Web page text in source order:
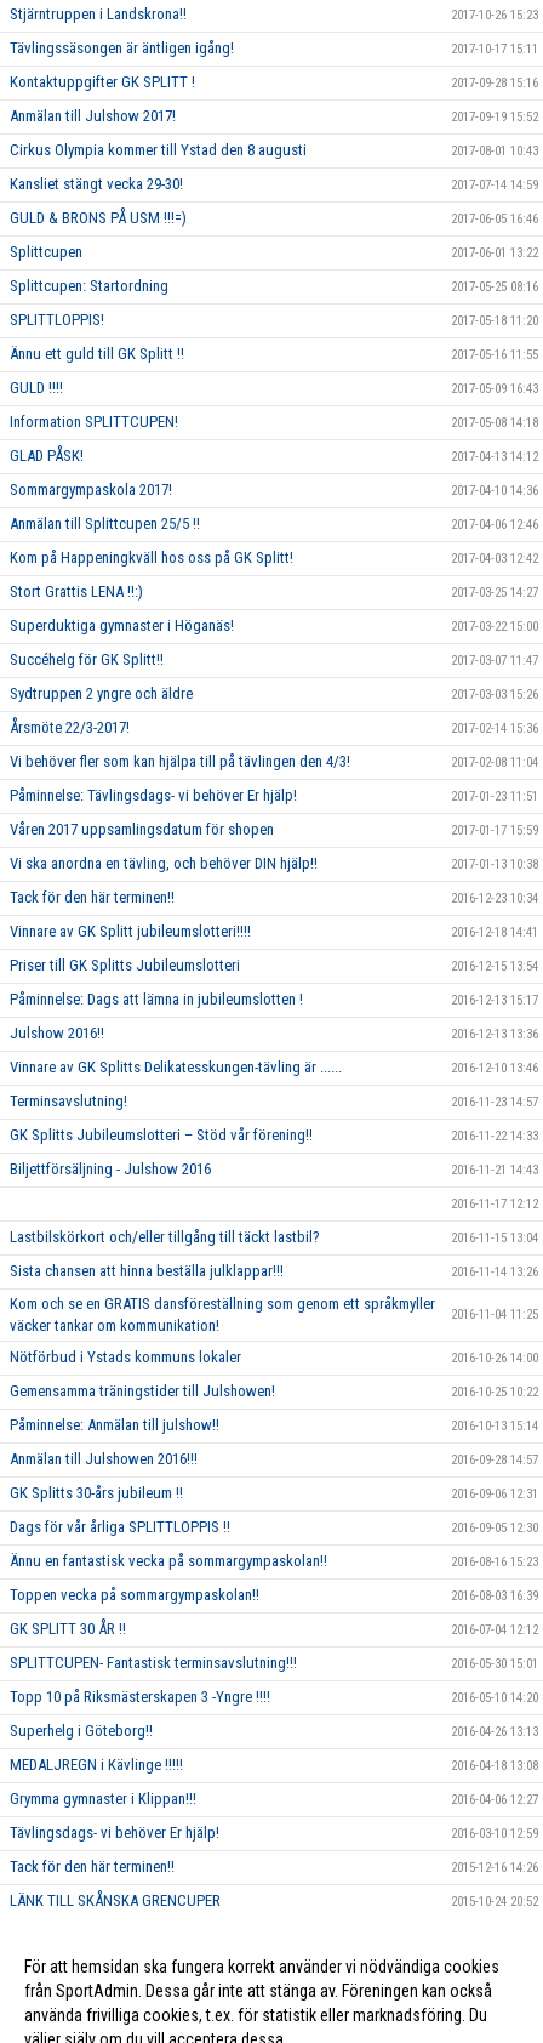
Stjärntruppen i Landskrona!! 2017-10-26 15:23
Tävlingssäsongen är äntligen igång! 2017-10-17 15:11
Kontaktuppgifter GK SPLITT ! 2017-09-28 15:16
Anmälan till Julshow 2017! 2017-09-19 15:52
Cirkus Olympia kommer till Ystad den 8 augusti 2017-08-01 10:43
Kansliet stängt vecka 29-30! 2017-07-14 14:59
GULD & BRONS PÅ USM !!!=) 2017-06-05 16:46
Splittcupen 2017-06-01 13:22
Splittcupen: Startordning 2017-05-25 08:16
SPLITTLOPPIS! 2017-05-18 11:20
Ännu ett guld till GK Splitt !! 2017-05-16 11:55
GULD !!!! 2017-05-09 16:43
Information SPLITTCUPEN! 2017-05-08 14:18
GLAD PÅSK! 2017-04-13 14:12
Sommargympaskola 2017! 2017-04-10 14:36
Anmälan till Splittcupen 25/5 !! 2017-04-06 12:46
Kom på Happeningkväll hos oss på GK Splitt! 2017-04-03 12:42
Stort Grattis LENA !!:) 2017-03-25 14:27
Superduktiga gymnaster i Höganäs! 2017-03-22 15:00
Succéhelg för GK Splitt!! 2017-03-07 11:47
Sydtruppen 2 yngre och äldre 2017-03-03 15:26
Årsmöte 22/3-2017! 2017-02-14 15:36
Vi behöver fler som kan hjälpa till på tävlingen den 4/3! 2017-02-08 11:04
Påminnelse: Tävlingsdags- vi behöver Er hjälp! 2017-01-23 11:51
Våren 2017 uppsamlingsdatum för shopen 2017-01-17 15:59
Vi ska anordna en tävling, och behöver DIN hjälp!! 2017-01-13 10:38
Tack för den här terminen!! 2016-12-23 10:34
Vinnare av GK Splitt jubileumslotteri!!!! 2016-12-18 14:41
Priser till GK Splitts Jubileumslotteri 2016-12-15 13:54
Påminnelse: Dags att lämna in jubileumslotten ! 2016-12-13 15:17
Julshow 2016!! 2016-12-13 13:36
Vinnare av GK Splitts Delikatesskungen-tävling är ...... 2016-12-10 13:46
Terminsavslutning! 2016-11-23 14:57
GK Splitts Jubileumslotteri – Stöd vår förening!! 2016-11-22 14:33
Biljettförsäljning - Julshow 2016 2016-11-21 14:43
2016-11-17 12:12
Lastbilskörkort och/eller tillgång till täckt lastbil? 2016-11-15 13:04
Sista chansen att hinna beställa julklappar!!! 2016-11-14 13:26
Kom och se en GRATIS dansföreställning som genom ett språkmyller
väcker tankar om kommunikation!
2016-11-04 11:25
Nötförbud i Ystads kommuns lokaler 2016-10-26 14:00
Gemensamma träningstider till Julshowen! 2016-10-25 10:22
Påminnelse: Anmälan till julshow!! 2016-10-13 15:14
Anmälan till Julshowen 2016!!! 2016-09-28 14:57
GK Splitts 30-års jubileum !! 2016-09-06 12:31
Dags för vår årliga SPLITTLOPPIS !! 2016-09-05 12:30
Ännu en fantastisk vecka på sommargympaskolan!! 2016-08-16 15:23
Toppen vecka på sommargympaskolan!! 2016-08-03 16:39
GK SPLITT 30 ÅR !! 2016-07-04 12:12
SPLITTCUPEN- Fantastisk terminsavslutning!!! 2016-05-30 15:01
Topp 10 på Riksmästerskapen 3 -Yngre !!!! 2016-05-10 14:20
Superhelg i Göteborg!! 2016-04-26 13:13
MEDALJREGN i Kävlinge !!!!! 2016-04-18 13:08
Grymma gymnaster i Klippan!!! 2016-04-06 12:27
Tävlingsdags- vi behöver Er hjälp! 2016-03-10 12:59
Tack för den här terminen!! 2015-12-16 14:26
LÄNK TILL SKÅNSKA GRENCUPER 2015-10-24 20:52
Vi ska annordna en tävling, och behöver DIN hjälp!! 2015-09-10 13:26
För att hemsidan ska fungera korrekt använder vi nödvändiga cookies
från SportAdmin. Dessa går inte att stänga av. Föreningen kan också
använda frivilliga cookies, t.ex. för statistik eller marknadsföring. Du